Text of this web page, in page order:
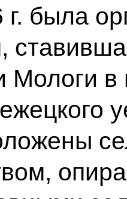
была
Мологи